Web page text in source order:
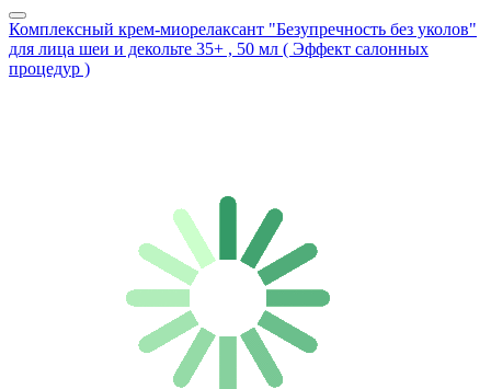
Комплексный крем-миорелаксант "Безупречность без уколов"
для лица шеи и декольте 35+ , 50 мл ( Эффект салонных
процедур )